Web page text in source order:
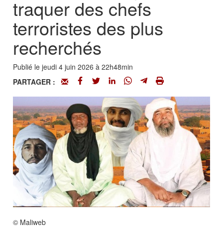
traquer des chefs
terroristes des plus
recherchés
Publié le jeudi 4 juin 2026 à 22h48min
PARTAGER :
© Maliweb